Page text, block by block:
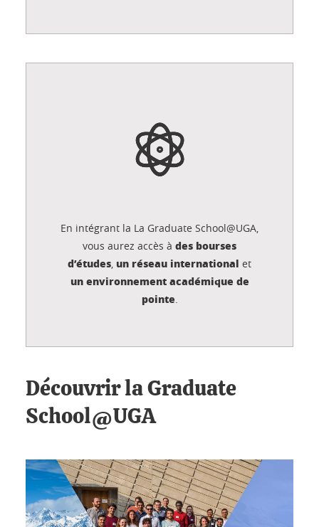
En intégrant la La Graduate School@UGA,
vous aurez accès à des bourses
d’études un réseau international et
un environnement académique de
pointe
Découvrir la Graduate
School@UGA